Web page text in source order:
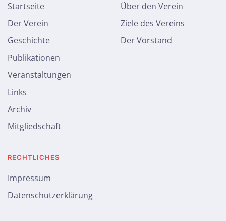
Startseite
Der Verein
Geschichte
Publikationen
Veranstaltungen
Links
Archiv
Mitgliedschaft
Über den Verein
Ziele des Vereins
Der Vorstand
RECHTLICHES
Impressum
Datenschutzerklärung